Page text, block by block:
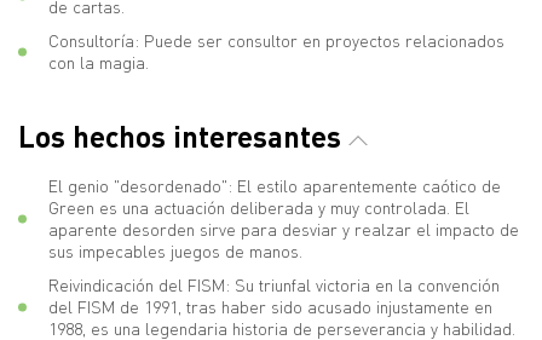
de cartas.
Consultoría: Puede ser consultor en proyectos relacionados
con la magia.
Los hechos interesantes
El genio "desordenado": El estilo aparentemente caótico de
Green es una actuación deliberada y muy controlada. El
aparente desorden sirve para desviar y realzar el impacto de
sus impecables juegos de manos.
Reivindicación del FISM: Su triunfal victoria en la convención
del FISM de 1991, tras haber sido acusado injustamente en
1988, es una legendaria historia de perseverancia y habilidad.